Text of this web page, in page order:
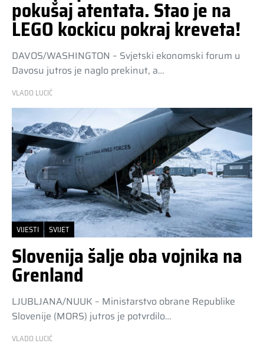
pokušaj atentata. Stao je na
LEGO kockicu pokraj kreveta!
DAVOS/WASHINGTON – Svjetski ekonomski forum u
Davosu jutros je naglo prekinut, a…
VLADO LUCIĆ
VIJESTI SVIJET
Slovenija šalje oba vojnika na
Grenland
LJUBLJANA/NUUK – Ministarstvo obrane Republike
Slovenije (MORS) jutros je potvrdilo…
VLADO LUCIĆ